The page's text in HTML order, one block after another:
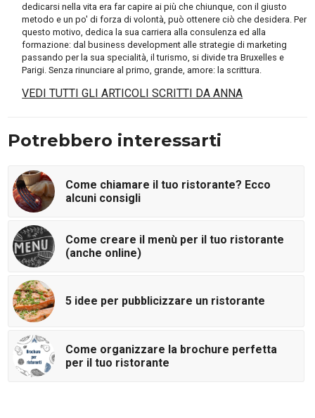
dedicarsi nella vita era far capire ai più che chiunque, con il giusto
metodo e un po' di forza di volontà, può ottenere ciò che desidera. Per
questo motivo, dedica la sua carriera alla consulenza ed alla
formazione: dal business development alle strategie di marketing
passando per la sua specialità, il turismo, si divide tra Bruxelles e
Parigi. Senza rinunciare al primo, grande, amore: la scrittura.
VEDI TUTTI GLI ARTICOLI SCRITTI DA ANNA
Potrebbero interessarti
Come chiamare il tuo ristorante? Ecco
alcuni consigli
Come creare il menù per il tuo ristorante
(anche online)
5 idee per pubblicizzare un ristorante
Come organizzare la brochure perfetta
per il tuo ristorante